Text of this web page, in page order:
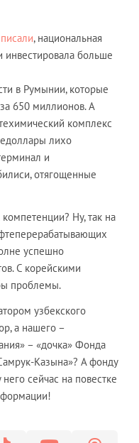
писали, национальная
инвестировала больше
в Румынии, которые
650 миллионов. А
комплекс
лихо
и
отягощенные
Ну, так на
успешно
С корейскими
проблемы.
узбекского
а нашего –
– «дочка» Фонда
Казына»? А фонду
сейчас на повестке